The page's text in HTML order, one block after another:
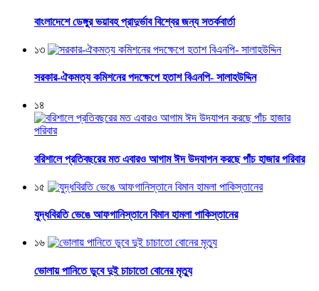
বাংলাদেশে ডেঙ্গুর ভয়াবহ প্রাদুর্ভাব বিশ্বের জন্য সতর্কবার্তা
১৩
সরকার-ঐকমত্য কমিশনের পদক্ষেপে হতাশ বিএনপি- সালাহউদ্দিন
১৪
বরিশালে প্রতিবছরের মত এবারও আগাম ঈদ উদযাপন করছে পাঁচ হাজার পরিবার
১৫
যুদ্ধবিরতি ভেঙে আফগানিস্তানে বিমান হামলা পাকিস্তানের
১৬
ভোলায় পানিতে ডুবে দুই চাচাতো বোনের মৃত্যু